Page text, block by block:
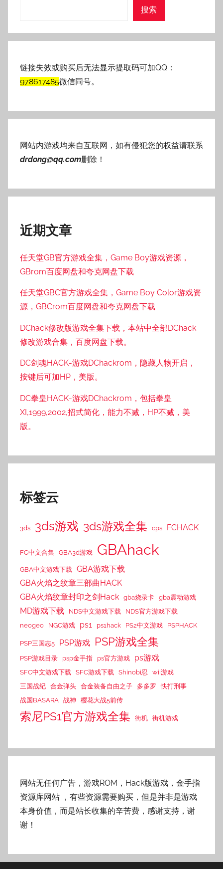
搜索
链接失效或购买后无法显示提取码可加QQ：
978617485微信同号。
网站内游戏均来自互联网，如有侵犯您的权益请联系
drdong@qq.com删除！
近期文章
任天堂GB官方游戏全集，Game Boy游戏资源，
GBrom百度网盘和夸克网盘下载
任天堂GBC官方游戏全集，Game Boy Color游戏资
源，GBCrom百度网盘和夸克网盘下载
DChack修改版游戏全集下载，本站中全部DChack
修改游戏合集，百度网盘下载。
DC剑魂HACK-游戏DChackrom，隐藏人物开启，
按键后可加HP，美版。
DC拳皇HACK-游戏DChackrom，包括拳皇
XI,1999,2002,招式简化，能力不减，HP不减，美
版。
标签云
3ds 3ds游戏 3ds游戏全集 cps FCHACK
FC中文合集 GBA3d游戏 GBAhack
GBA中文游戏下载
GBA游戏下载
GBA火焰之纹章三部曲HACK
GBA火焰纹章封印之剑Hack gba烧录卡 gba震动游戏
MD游戏下载 NDS中文游戏下载
NDS官方游戏下载
neogeo
NGC游戏 ps1 ps1hack PS2中文游戏 PSPHACK
PSP三国志5 PSP游戏 PSP游戏全集
PSP游戏目录 psp金手指 ps官方游戏 ps游戏
SFC中文游戏下载 SFC游戏下载 Shinobi忍
wii游戏
三国战纪 合金弹头 合金装备自由之子 多多罗
快打刑事
战国BASARA 战神 樱花大战5前传
索尼PS1官方游戏全集 街机 街机游戏
网站无任何广告，游戏ROM，Hack版游戏，金手指
资源库网站 ，有些资源需要购买，但是并非是游戏
本身价值，而是站长收集的辛苦费，感谢支持，谢
谢！